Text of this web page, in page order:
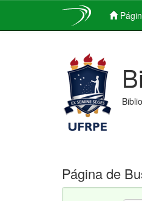
Página de